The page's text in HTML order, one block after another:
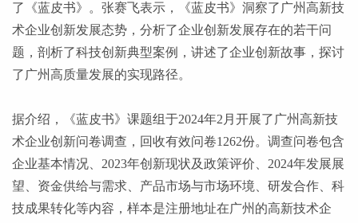
了《蓝皮书》。张赛飞表示，《蓝皮书》洞察了广州高新技
术企业创新发展态势，分析了企业创新发展存在的若干问
题，剖析了科技创新典型案例，讲述了企业创新故事，探讨
了广州高质量发展的实现路径。
据介绍，《蓝皮书》课题组于2024年2月开展了广州高新技
术企业创新问卷调查，回收有效问卷1262份。调查问卷包含
企业基本情况、2023年创新现状及政策评价、2024年发展展
望、资金供给与需求、产品市场与市场环境、研发合作、科
技成果转化等内容，样本是注册地址在广州的高新技术企